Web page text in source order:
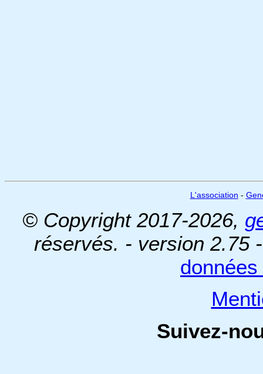
L'association -
© Copyright 2017-2026,
réservés. - version 2.75
Suivez-